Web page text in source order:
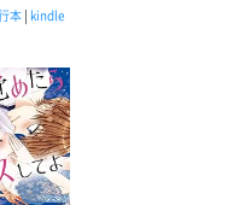
本| kindle